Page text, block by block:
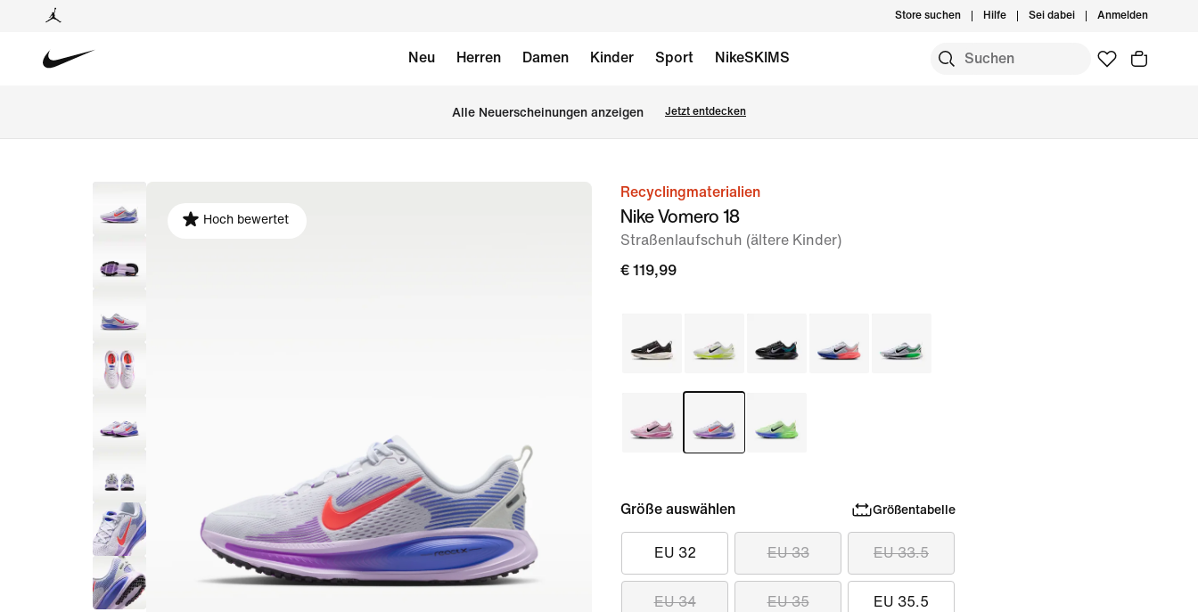
Store suchen Hilfe Sei dabei Anmelden
Neu Herren Damen Kinder Sport NikeSKIMS
Alle Neuerscheinungen anzeigen Jetzt entdecken
Bild 1
Hoch bewertet
Recyclingmaterialien
Nike Vomero 18
Straßenlaufschuh (ältere Kinder)
€ 119,99
Größe auswählen Größentabelle
EU 32 EU 33 EU 33.5
EU 34 EU 35 EU 35.5